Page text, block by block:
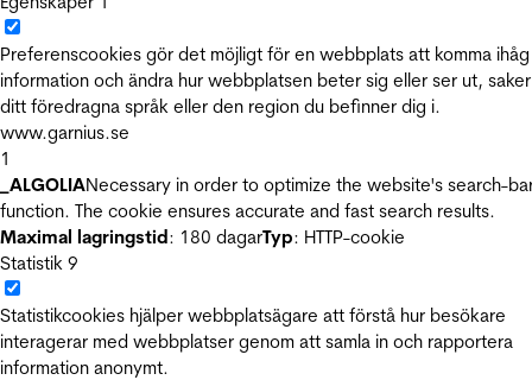
Preferenscookies gör det möjligt för en webbplats att komma ihåg
information och ändra hur webbplatsen beter sig eller ser ut,
ditt föredragna språk eller den region du befinner dig i.
www.garnius.se
1
_ALGOLIANecessary in order to optimize the website's search-
function. The cookie ensures accurate and fast search results.
Maximal lagringstid: 180 dagarTyp: HTTP-cookie
Statistik 9
Statistikcookies hjälper webbplatsägare att förstå hur besökare
interagerar med webbplatser genom att samla in och rapportera
information anonymt.